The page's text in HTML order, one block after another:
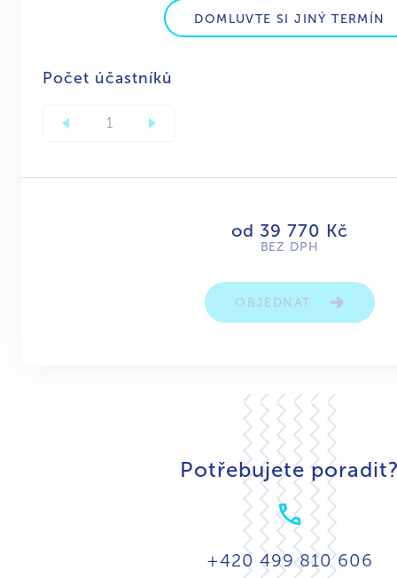
DOMLUVTE SI JINÝ TERMÍN
Počet účastníků
od 39 770 Kč
BEZ DPH
OBJEDNAT
Potřebujete
+420 499 810 606